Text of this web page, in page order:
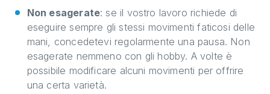
Non esagerate: se il vostro lavoro richiede di
eseguire sempre gli stessi movimenti faticosi delle
mani, concedetevi regolarmente una pausa. Non
esagerate nemmeno con gli hobby. A volte è
possibile modificare alcuni movimenti per offrire
una certa varietà.